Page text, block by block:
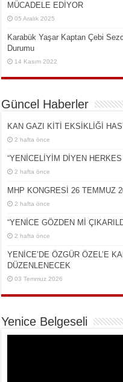
MÜCADELE EDİYOR
05 Aralık 2025
Karabük Yaşar Kaptan Çebi
Durumu
14 Kasım 2022
Güncel Haberler
KAN GAZI KİTİ EKSİKLİĞİ
2 hafta önce
“YENİCELİYİM DİYEN
2 hafta önce
MHP KONGRESİ 26 TEMMUZ
2 hafta önce
“YENİCE GÖZDEN Mİ
2 hafta önce
YENİCE’DE ÖZGÜR ÖZEL’E
DÜZENLENECEK
03 Temmuz 2026
Yenice Belgeseli